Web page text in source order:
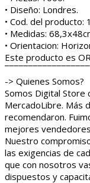
• Diseño: Londres.
• Cod. del producto:
• Medidas:
• Orientacion:
Este producto es
-> Quienes Somos?
Somos Digital Store
MercadoLibre. Más
recomendaron.
mejores
Nuestro
las exigencias de
que con nosotros
dispuestos y